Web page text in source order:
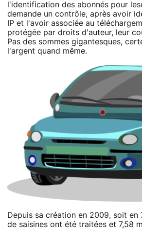
l'identification des abonnés pour
demande un contrôle, après avoir
IP et l'avoir associée au
protégée par droits d'auteur, leur
Pas des sommes gigantesques,
l'argent quand même.
Depuis sa création en 2009, soit en
de saisines ont été traitées et 7,58